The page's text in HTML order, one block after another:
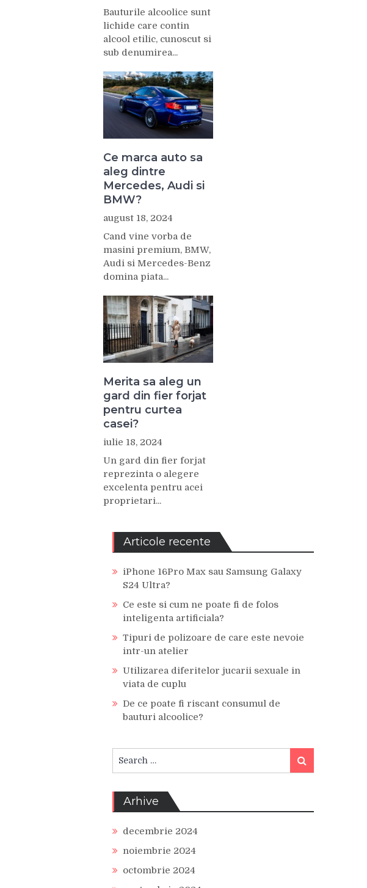
Bauturile alcoolice sunt
lichide care contin
alcool etilic, cunoscut si
sub denumirea...
Ce marca auto sa
aleg dintre
Mercedes, Audi si
BMW?
august 18, 2024
Cand vine vorba de
masini premium, BMW,
Audi si Mercedes-Benz
domina piata...
Merita sa aleg un
gard din fier forjat
pentru curtea
casei?
iulie 18, 2024
Un gard din fier forjat
reprezinta o alegere
excelenta pentru acei
proprietari...
Articole recente
iPhone 16Pro Max sau Samsung Galaxy
S24 Ultra?
Ce este si cum ne poate fi de folos
inteligenta artificiala?
Tipuri de polizoare de care este nevoie
intr-un atelier
Utilizarea diferitelor jucarii sexuale in
viata de cuplu
De ce poate fi riscant consumul de
bauturi alcoolice?
for:
Search
Arhive
decembrie 2024
noiembrie 2024
octombrie 2024